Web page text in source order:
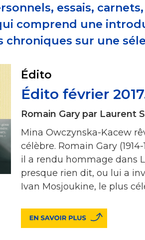
essais,
comprend une
chroniques sur une
Édito
Édito février
Romain Gary par Laurent
Mina Owczynska-Kacew
célèbre. Romain Gary
il a rendu hommage dans
presque rien dit, ou lui a
Ivan Mosjoukine, le plus